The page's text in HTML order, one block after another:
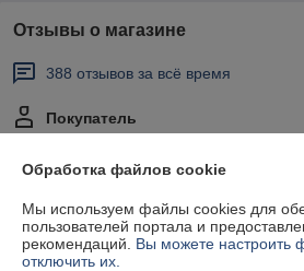
Отзывы о магазине
388 отзывов за всё время
Покупатель
всегда довольна и упаковкой, и самим
Сделка подтверждена через корзину
Обработка файлов cookie
Мы используем файлы cookies для
пользователей портала и
рекомендаций. Вы можете настроить
отключить их.